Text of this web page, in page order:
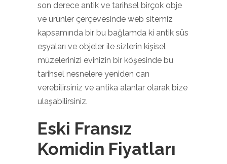
son derece antik ve tarihsel birçok obje
ve ürünler çerçevesinde web sitemiz
kapsamında bir bu bağlamda ki antik süs
eşyaları ve objeler ile sizlerin kişisel
müzelerinizi evinizin bir köşesinde bu
tarihsel nesnelere yeniden can
verebilirsiniz ve antika alanlar olarak bize
ulaşabilirsiniz.
Eski Fransız
Komidin Fiyatları